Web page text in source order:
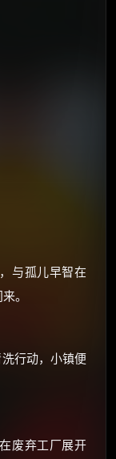
与孤儿早智在
。
行动，小镇便
废弃工厂展开
！